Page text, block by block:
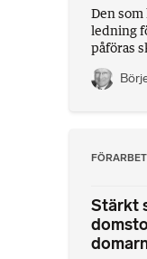
Den
ledning
påföras
Stärkt